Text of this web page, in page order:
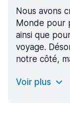
Nous avons
Monde pour
ainsi que
voyage.
notre côté,
Voir plus